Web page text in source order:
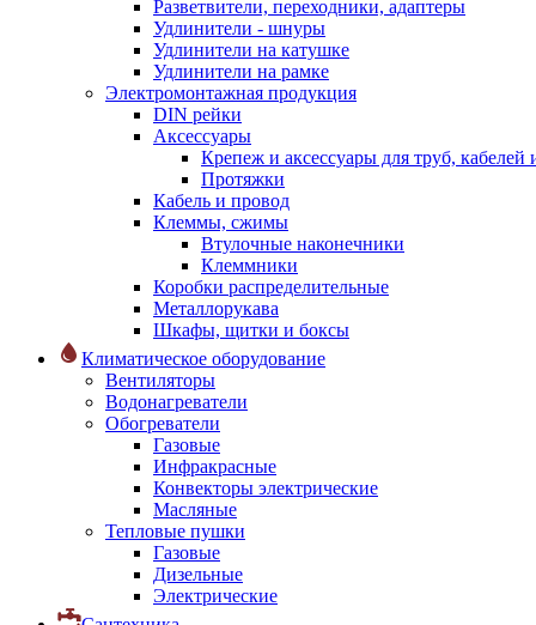
Разветвители, переходники, адаптеры
Удлинители - шнуры
Удлинители на катушке
Удлинители на рамке
Электромонтажная продукция
DIN рейки
Аксессуары
Крепеж и аксессуары для труб, кабелей
Протяжки
Кабель и провод
Клеммы, сжимы
Втулочные наконечники
Клеммники
Коробки распределительные
Металлорукава
Шкафы, щитки и боксы
Климатическое оборудование
Вентиляторы
Водонагреватели
Обогреватели
Газовые
Инфракрасные
Конвекторы электрические
Масляные
Тепловые пушки
Газовые
Дизельные
Электрические